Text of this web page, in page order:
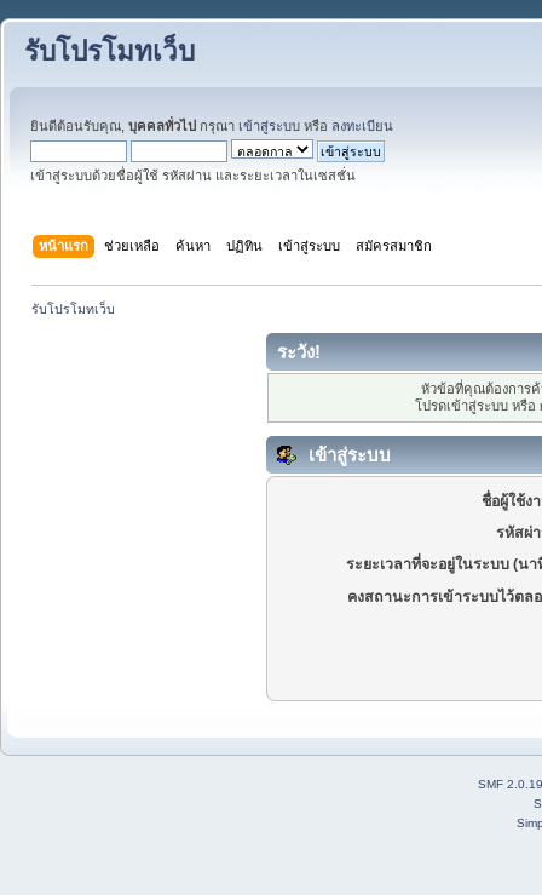
รับโปรโมทเว็บ
ยินดีต้อนรับคุณ, บุคคลทั่วไป กรุณา เข้าสู่ระบบ หรือ ลงทะเบียน
เข้าสู่ระบบด้วยชื่อผู้ใช้ รหัสผ่าน และระยะเวลาในเซสชั่น
หน้าแรก ช่วยเหลือ ค้นหา ปฏิทิน เข้าสู่ระบบ สมัครสมาชิก
รับโปรโมทเว็บ
ระวัง!
หัวข้อที่คุณต้องการ
โปรดเข้าสู่ระบบ หรือ
เข้าสู่ระบบ
ชื่อผู้ใช้ง
รหัสผ่
ระยะเวลาที่จะอยู่ในระบบ (นา
คงสถานะการเข้าระบบไว้ตล
SMF 2.0.19